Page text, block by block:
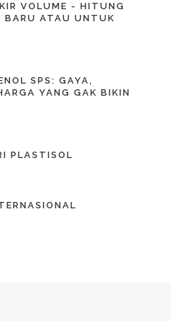
VOLUME - HITUNG
BARU ATAU UNTUK
SPS: GAYA,
YANG GAK BIKIN
PLASTISOL